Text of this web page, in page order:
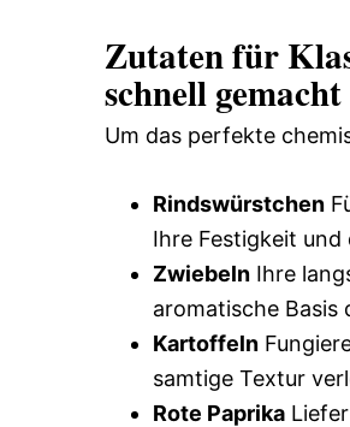
Zutaten für
schnell gemacht
Um das perfekte
Rindswürstchen
Ihre Festigkeit und
Zwiebeln Ihre
aromatische Basis
Kartoffeln
samtige Textur
Rote Paprika